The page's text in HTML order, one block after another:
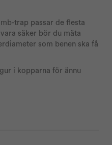
trap passar de flesta
säker bör du mäta
som benen ska få
i kopparna för ännu